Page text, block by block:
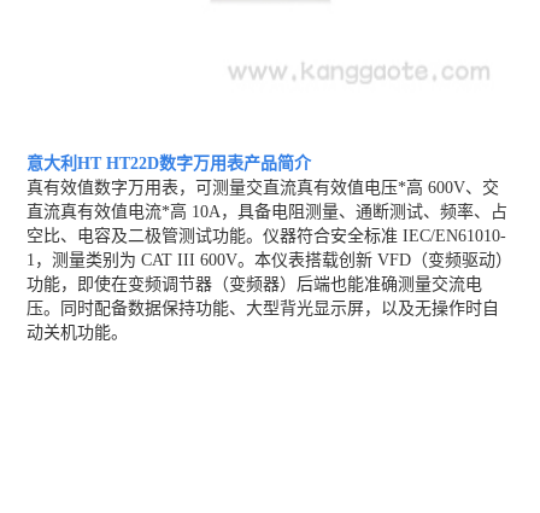
意大利HT HT22D数字万用表产品简介
真有效值数字万用表，可测量交直流真有效值电压*高 600V、交
直流真有效值电流*高 10A，具备电阻测量、通断测试、频率、占
空比、电容及二极管测试功能。仪器符合安全标准 IEC/EN61010-
1，测量类别为 CAT III 600V。本仪表搭载创新 VFD（变频驱动）
功能，即使在变频调节器（变频器）后端也能准确测量交流电
压。同时配备数据保持功能、大型背光显示屏，以及无操作时自
动关机功能。